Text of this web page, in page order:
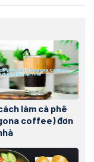
làm cà phê
coffee) đơn